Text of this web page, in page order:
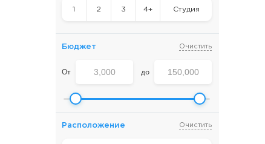
1 2 3 4+ Студия
Бюджет Очистить
От до
Расположение Очистить